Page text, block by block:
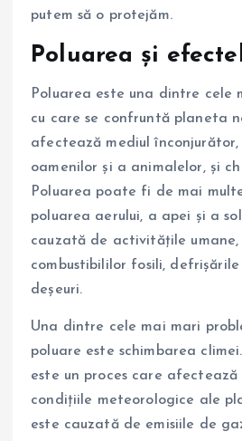
putem să o protejăm.
Poluarea și
Poluarea este una dintre cele
cu care se confruntă planeta
afectează mediul
oamenilor și a animalelor, și
Poluarea poate fi de mai
poluarea aerului, a apei și a
cauzată de activitățile
combustibililor fosili,
deșeuri.
Una dintre cele mai mari
poluare este schimbarea
este un proces care
condițiile meteorologice ale
este cauzată de emisiile de